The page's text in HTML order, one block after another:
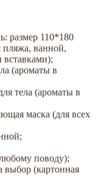
размер 110*180
пляжа, ванной,
вставками);
(ароматы в
тела (ароматы в
маска (для всех
поводу);
выбор (картонная